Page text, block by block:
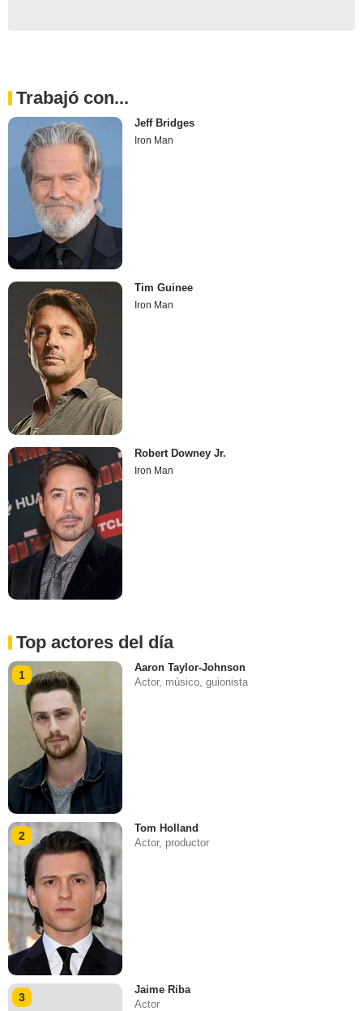
Trabajó con...
Jeff Bridges
Iron Man
Tim Guinee
Iron Man
Robert Downey Jr.
Iron Man
Top actores del día
1
Aaron Taylor-Johnson
Actor, músico, guionista
2
Tom Holland
Actor, productor
3
Jaime Riba
Actor